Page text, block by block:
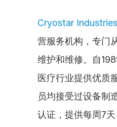
Cryostar
营服务机构，专门
维护和维修。自
医疗行业提供优质
员均接受过设备制
认证，提供每周7